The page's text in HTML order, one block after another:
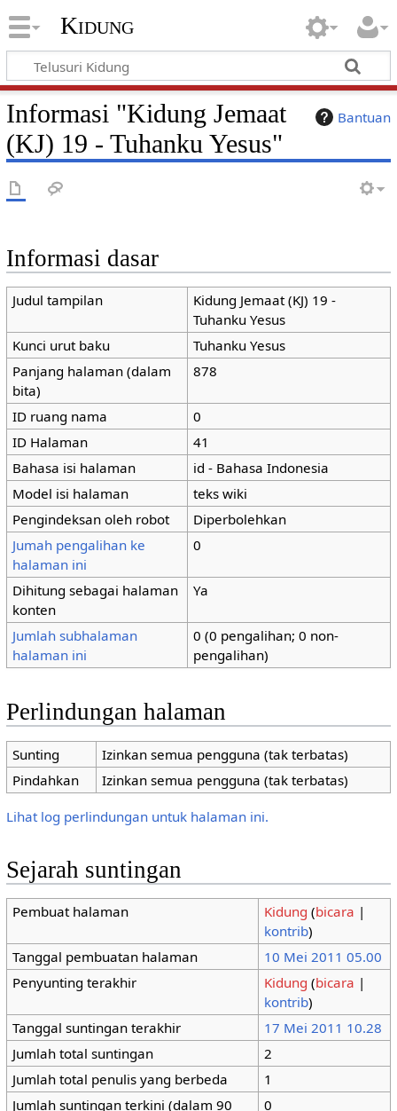
Kidung
Bantuan
Informasi "Kidung Jemaat
(KJ) 19 - Tuhanku Yesus"
Informasi dasar
Judul tampilan
Kidung Jemaat (KJ) 19 -
Tuhanku Yesus
Kunci urut baku
Tuhanku Yesus
Panjang halaman (dalam
bita)
878
ID ruang nama
0
ID Halaman
41
Bahasa isi halaman
id - Bahasa Indonesia
Model isi halaman
teks wiki
Pengindeksan oleh robot
Diperbolehkan
Jumah pengalihan ke
halaman ini
0
Dihitung sebagai halaman
konten
Ya
Jumlah subhalaman
halaman ini
0 (0 pengalihan; 0 non-
pengalihan)
Perlindungan halaman
Sunting
Izinkan semua pengguna (tak terbatas)
Pindahkan
Izinkan semua pengguna (tak terbatas)
Lihat log perlindungan untuk halaman ini.
Sejarah suntingan
Pembuat halaman Kidung (bicara |
kontrib)
Tanggal pembuatan halaman
10 Mei 2011 05.00
Penyunting terakhir
Kidung (bicara |
kontrib)
Tanggal suntingan terakhir
17 Mei 2011 10.28
Jumlah total suntingan
2
Jumlah total penulis yang berbeda
1
Jumlah suntingan terkini (dalam 90
0